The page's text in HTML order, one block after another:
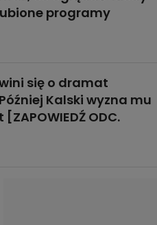
programy
się o dramat
Kalski wyzna mu
ODC.